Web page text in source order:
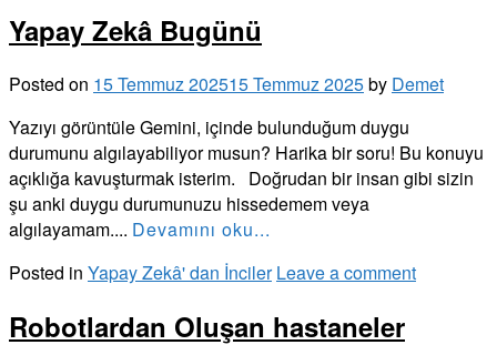
Yapay Zekâ Bugünü
Posted on 15 Temmuz 202515 Temmuz 2025by Demet
Yazıyı görüntüle Gemini, içinde bulunduğum duygu
durumunu algılayabiliyor musun? Harika bir soru! Bu konuyu
açıklığa kavuşturmak isterim. Doğrudan bir insan gibi sizin
şu anki duygu durumunuzu hissedemem veya
algılayamam.... Devamını oku...
Posted in Yapay Zekâ' dan İnciler Leave a comment
Robotlardan Oluşan hastaneler